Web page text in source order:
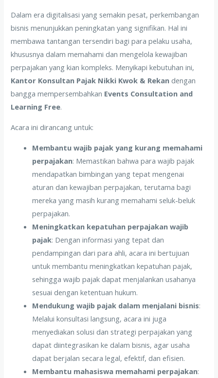
Dalam era digitalisasi yang semakin pesat, perkembangan
bisnis menunjukkan peningkatan yang signifikan. Hal ini
membawa tantangan tersendiri bagi para pelaku usaha,
khususnya dalam memahami dan mengelola kewajiban
perpajakan yang kian kompleks. Menyikapi kebutuhan ini,
Kantor Konsultan Pajak Nikki Kwok & Rekan dengan
bangga mempersembahkan Events Consultation and
Learning Free.
Acara ini dirancang untuk:
Membantu wajib pajak yang kurang memahami
perpajakan: Memastikan bahwa para wajib pajak
mendapatkan bimbingan yang tepat mengenai
aturan dan kewajiban perpajakan, terutama bagi
mereka yang masih kurang memahami seluk-beluk
perpajakan.
Meningkatkan kepatuhan perpajakan wajib
pajak: Dengan informasi yang tepat dan
pendampingan dari para ahli, acara ini bertujuan
untuk membantu meningkatkan kepatuhan pajak,
sehingga wajib pajak dapat menjalankan usahanya
sesuai dengan ketentuan hukum.
Mendukung wajib pajak dalam menjalani bisnis:
Melalui konsultasi langsung, acara ini juga
menyediakan solusi dan strategi perpajakan yang
dapat diintegrasikan ke dalam bisnis, agar usaha
dapat berjalan secara legal, efektif, dan efisien.
Membantu mahasiswa memahami perpajakan: